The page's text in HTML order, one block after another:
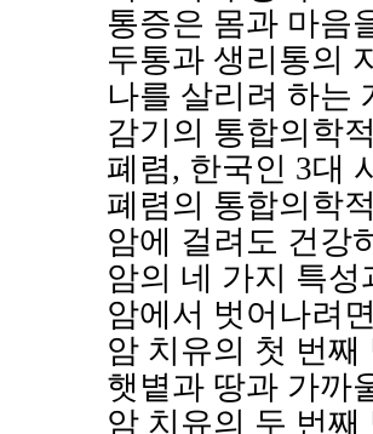
통증은 몸과 마음
두통과 생리통의
나를 살리려 하는
감기의 통합의학
폐렴, 한국인 3대
폐렴의 통합의학
암에 걸려도 건강
암의 네 가지 특
암에서 벗어나려
암 치유의 첫 번째
햇볕과 땅과 가까
암 치유의 두 번째